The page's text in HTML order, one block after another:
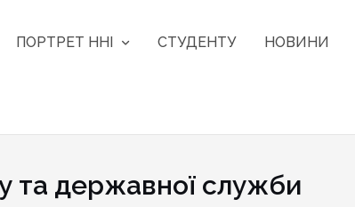
ПОРТРЕТ ННІ СТУДЕНТУ НОВИНИ
державної служби